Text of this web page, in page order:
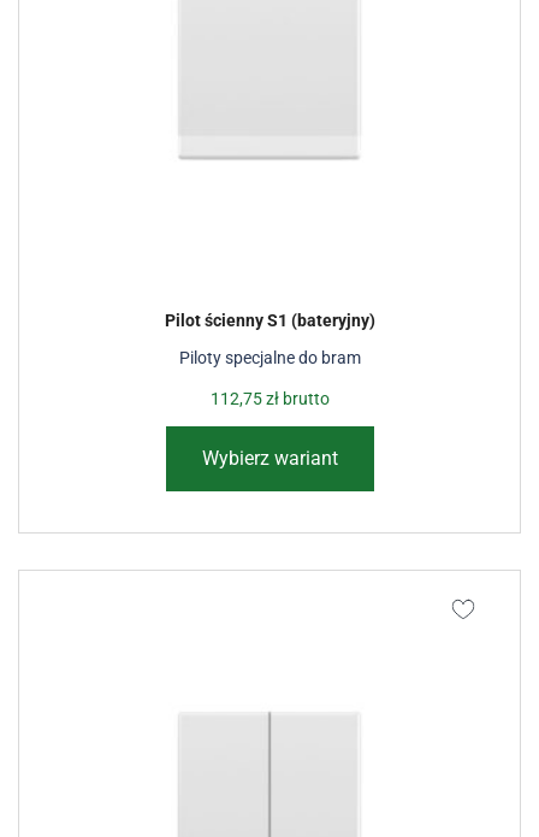
Piloty specjalne do bram
Pilot ścienny S1 (bateryjny)
112,75złbrutto
Wybierz wariant